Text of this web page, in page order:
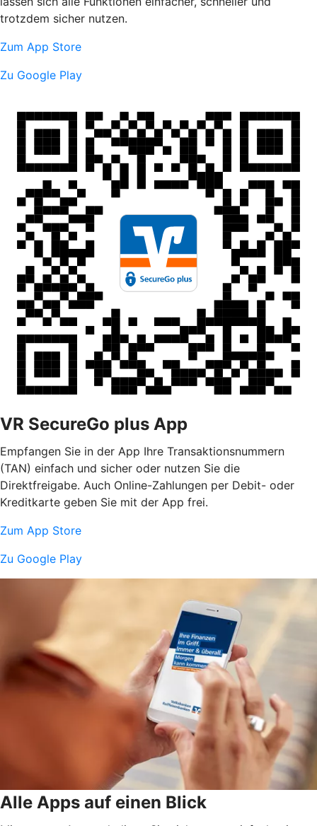
trotzdem sicher nutzen.
Zum App Store
Zu Google Play
VR SecureGo plus App
Empfangen Sie in der App Ihre Transaktionsnummern
(TAN) einfach und sicher oder nutzen Sie die
Direktfreigabe. Auch Online-Zahlungen per Debit- oder
Kreditkarte geben Sie mit der App frei.
Zum App Store
Zu Google Play
Alle Apps auf einen Blick